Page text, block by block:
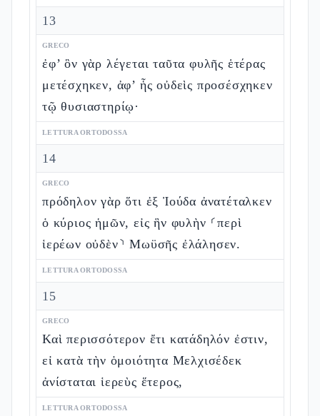
13
GRECO
ἐφ’ ὃν γὰρ λέγεται ταῦτα φυλῆς ἑτέρας
μετέσχηκεν, ἀφ’ ἧς οὐδεὶς προσέσχηκεν
τῷ θυσιαστηρίῳ·
LETTURA ORTODOSSA
14
GRECO
πρόδηλον γὰρ ὅτι ἐξ Ἰούδα ἀνατέταλκεν
ὁ κύριος ἡμῶν, εἰς ἣν φυλὴν ⸂περὶ
ἱερέων οὐδὲν⸃ Μωϋσῆς ἐλάλησεν.
LETTURA ORTODOSSA
15
GRECO
Καὶ περισσότερον ἔτι κατάδηλόν ἐστιν,
εἰ κατὰ τὴν ὁμοιότητα Μελχισέδεκ
ἀνίσταται ἱερεὺς ἕτερος,
LETTURA ORTODOSSA